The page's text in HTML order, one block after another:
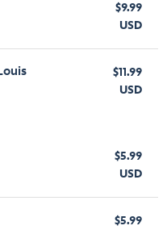
$9.99
USD
$11.99
USD
$5.99
USD
$5.99